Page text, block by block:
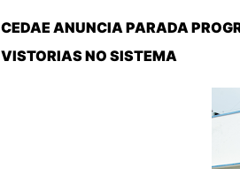
CEDAE ANUNCIA PARADA
VISTORIAS NO SISTEMA